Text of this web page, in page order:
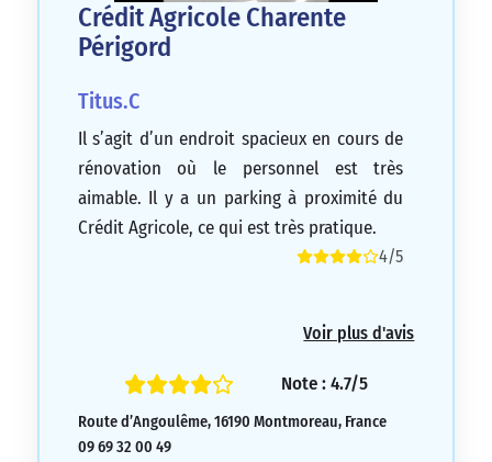
Crédit Agricole Charente
Périgord
Titus.C
Il s’agit d’un endroit spacieux en cours de
rénovation où le personnel est très
aimable. Il y a un parking à proximité du
Crédit Agricole, ce qui est très pratique.
4/5
Voir plus d'avis
Note : 4.7/5
Route d’Angoulême, 16190 Montmoreau, France
09 69 32 00 49